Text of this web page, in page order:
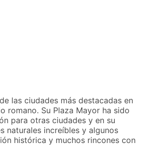
las ciudades más destacadas en
romano. Su Plaza Mayor ha sido
para otras ciudades y en su
naturales increíbles y algunos
histórica y muchos rincones con